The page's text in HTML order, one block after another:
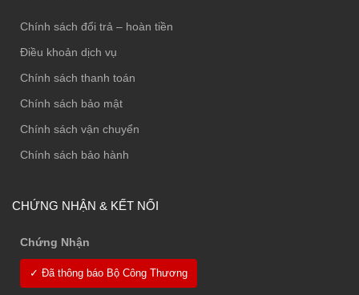
Chính sách đổi trả – hoàn tiền
Điều khoản dịch vụ
Chính sách thanh toán
Chính sách bảo mật
Chính sách vận chuyển
Chính sách bảo hành
CHỨNG NHẬN & KẾT NỐI
Chứng Nhận
✓ Đã thông báo Bộ Công Thương